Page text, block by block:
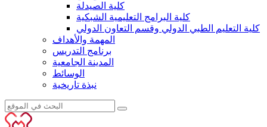
كلية الصيدلة
كلية البرامج التعليمية الشبكية
كلية التعليم الطبي الدولي وقسم التعاون الدولي
المهمة والأهداف
برنامج التدريس
المدينة الجامعية
الوسائط
نبذة تاريخية